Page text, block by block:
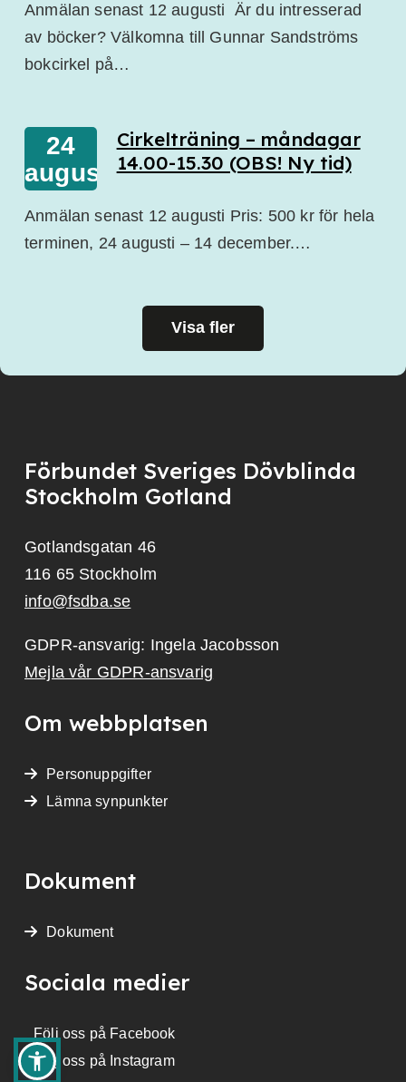
Anmälan senast 12 augusti Är du intresserad
av böcker? Välkomna till Gunnar Sandströms
bokcirkel på…
24
augusti
Cirkelträning – måndagar
14.00-15.30 (OBS! Ny tid)
Anmälan senast 12 augusti Pris: 500 kr för hela
terminen, 24 augusti – 14 december.…
Visa fler
Förbundet Sveriges Dövblinda
Stockholm Gotland
Gotlandsgatan 46
116 65 Stockholm
info@fsdba.se
GDPR-ansvarig: Ingela Jacobsson
Mejla vår GDPR-ansvarig
Om webbplatsen
Personuppgifter
Lämna synpunkter
Dokument
Dokument
Sociala medier
Följ oss på Facebook
Följ oss på Instagram